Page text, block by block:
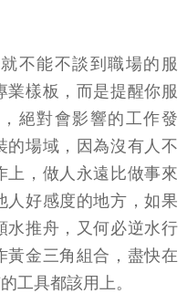
不能不談到職場的服
業樣板，而是提醒你服
絕對會影響的工作發
的場域，因為沒有人不
上，做人永遠比做事來
人好感度的地方，如果
水推舟，又何必逆水行
黃金三角組合，盡快在
工具都該用上。